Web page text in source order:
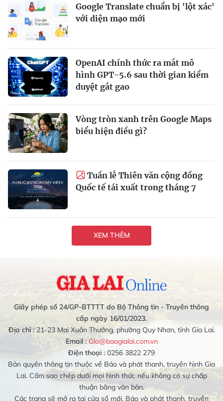
Google Translate chuẩn bị 'lột xác'
với diện mạo mới
OpenAI chính thức ra mắt mô
hình GPT-5.6 sau thời gian kiểm
duyệt gắt gao
Vòng tròn xanh trên Google Maps
biểu hiện điều gì?
Tuần lễ Thiên văn cộng đồng
Quốc tế tái xuất trong tháng 7
XEM THÊM
Giấy phép số 24/GP-BTTTT do Bộ Thông tin - Truyền thông
cấp ngày 16/01/2023.
Địa chỉ :21-23 Mai Xuân Thưởng, phường Quy Nhơn, tỉnh Gia Lai.
Email : Glo@baogialai.com.vn
Điện thoại : 0256 3822 279
Bản quyền thông tin thuộc về Báo và phát thanh, truyền hình Gia
Lai. Cấm sao chép dưới mọi hình thức nếu không có sự chấp
thuận bằng văn bản.
Các trang sẽ mở ra tại cửa sổ mới. Báo và phát thanh, truyền